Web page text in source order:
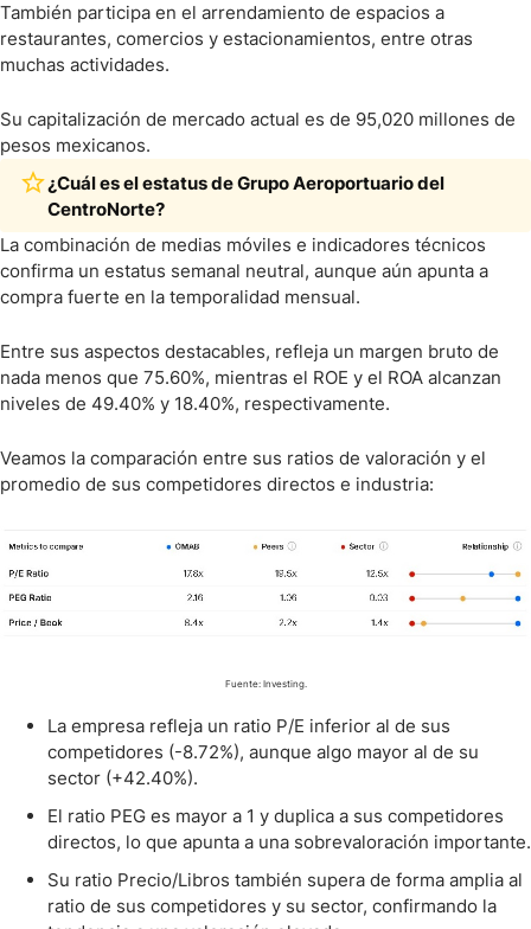
También participa en el arrendamiento de espacios a
restaurantes, comercios y estacionamientos, entre otras
muchas actividades.
Su capitalización de mercado actual es de 95,020 millones de
pesos mexicanos.
¿Cuál es el estatus de Grupo Aeroportuario del
CentroNorte?
La combinación de medias móviles e indicadores técnicos
confirma un estatus semanal neutral, aunque aún apunta a
compra fuerte en la temporalidad mensual.
Entre sus aspectos destacables, refleja un margen bruto de
nada menos que 75.60%, mientras el ROE y el ROA alcanzan
niveles de 49.40% y 18.40%, respectivamente.
Veamos la comparación entre sus ratios de valoración y el
promedio de sus competidores directos e industria:
Fuente: Investing.
La empresa refleja un ratio P/E inferior al de sus
competidores (-8.72%), aunque algo mayor al de su
sector (+42.40%).
El ratio PEG es mayor a 1 y duplica a sus competidores
directos, lo que apunta a una sobrevaloración importante.
Su ratio Precio/Libros también supera de forma amplia al
ratio de sus competidores y su sector, confirmando la